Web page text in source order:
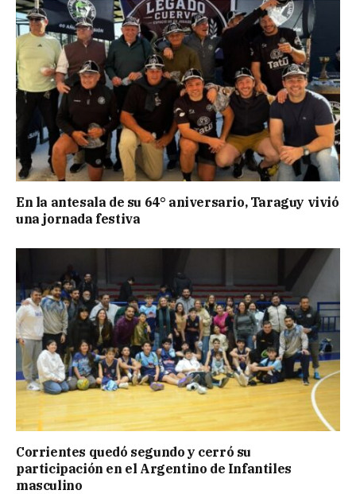
En la antesala de su 64° aniversario, Taraguy vivió
una jornada festiva
Corrientes quedó segundo y cerró su
participación en el Argentino de Infantiles
masculino